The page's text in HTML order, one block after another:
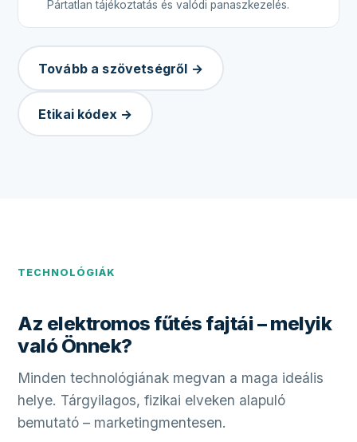
Pártatlan tájékoztatás és valódi panaszkezelés.
Tovább a szövetségről →
Etikai kódex →
TECHNOLÓGIÁK
Az elektromos fűtés fajtái – melyik
való Önnek?
Minden technológiának megvan a maga ideális
helye. Tárgyilagos, fizikai elveken alapuló
bemutató – marketingmentesen.